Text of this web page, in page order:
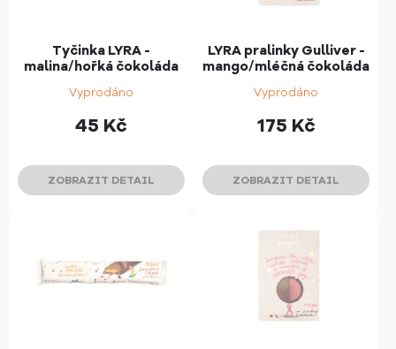
Tyčinka LYRA -
malina/hořká čokoláda
Vyprodáno
45 Kč
ZOBRAZIT DETAIL
LYRA pralinky Gulliver -
mango/mléčná čokoláda
Vyprodáno
175 Kč
ZOBRAZIT DETAIL